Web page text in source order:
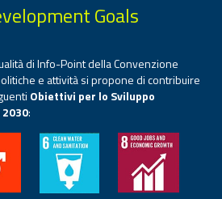
Goals
di Info-Point della Convenzione
e attività si propone di contribuire
Obiettivi per lo Sviluppo
: